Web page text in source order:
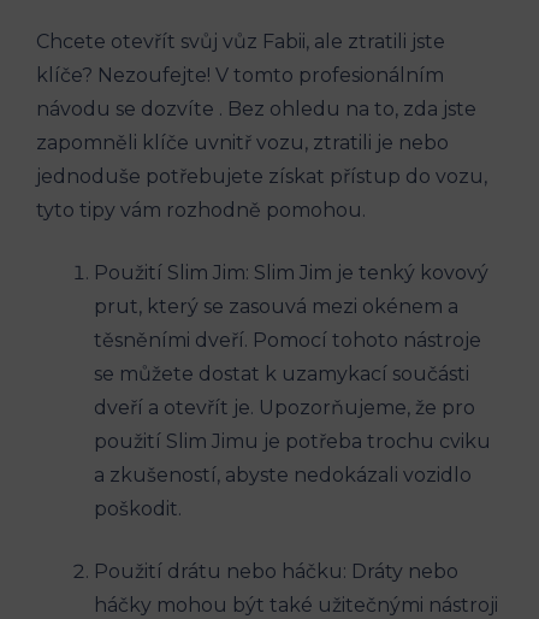
Chcete otevřít ‌svůj vůz Fabii, ‌ale ztratili jste
klíče? Nezoufejte! V tomto profesionálním
⁤návodu ​se​ dozvíte . Bez ohledu na to, zda jste⁣
zapomněli klíče uvnitř vozu, ztratili je nebo
⁤jednoduše potřebujete získat přístup do vozu,
tyto tipy vám rozhodně pomohou.
Použití Slim Jim:⁤ Slim Jim je tenký kovový
prut, který‍ se zasouvá mezi⁢ okénem a
těsněními dveří. Pomocí tohoto nástroje
se můžete dostat k uzamykací součásti
dveří a otevřít je. Upozorňujeme, že pro
‌použití Slim Jimu je potřeba‌ trochu‍ cviku
a zkušeností, abyste nedokázali ⁢vozidlo
poškodit.
Použití drátu ​nebo háčku: Dráty nebo
háčky mohou být také užitečnými nástroji